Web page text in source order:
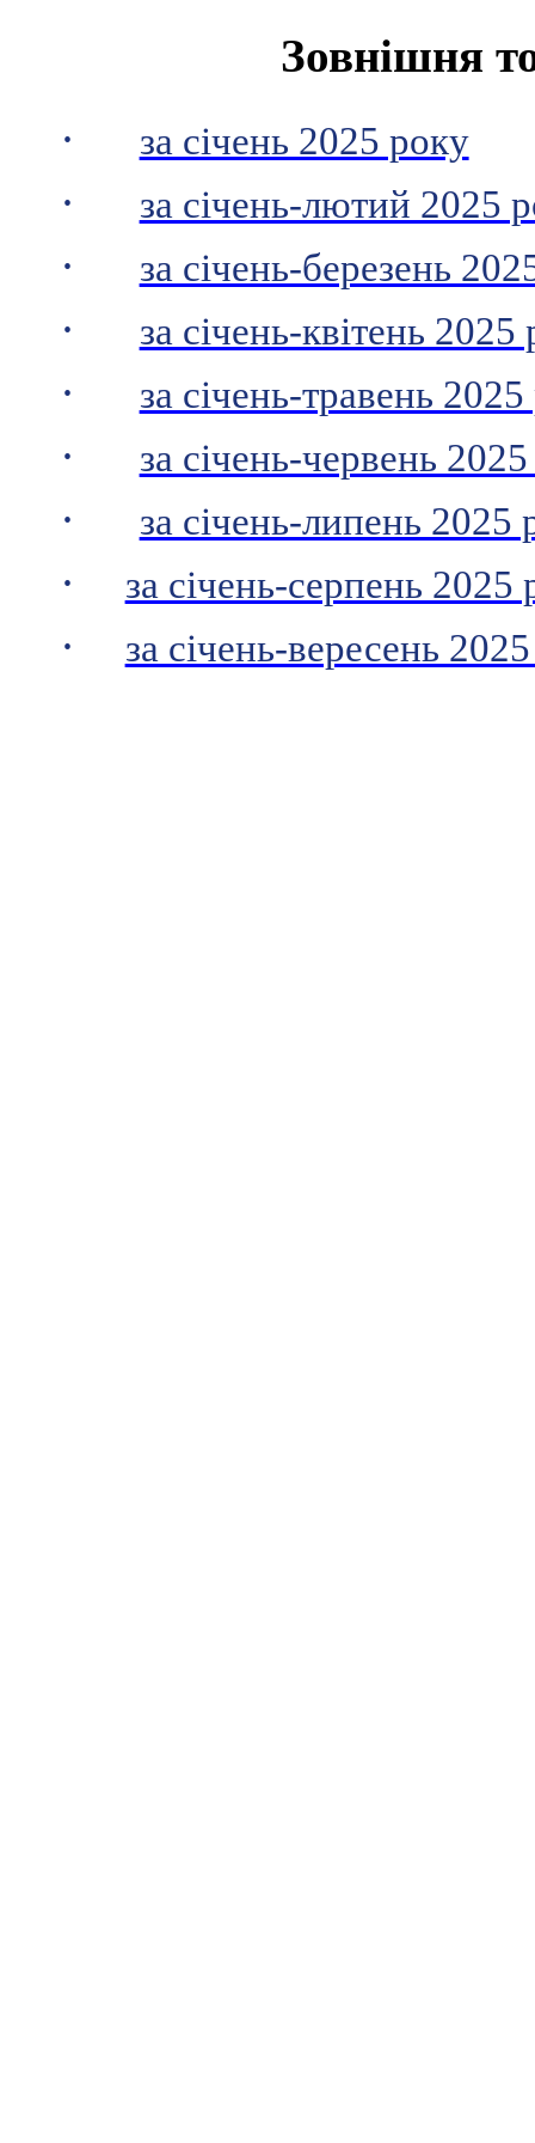
Зовнішня
·
за січень 2025 року
· за січень-лютий 2025
· за січень-березень
· за січень-квітень 2025
· за січень-травень
· за січень-червень
· за січень-липень 2025
· за січень-серпень 2025
· за січень-вересень